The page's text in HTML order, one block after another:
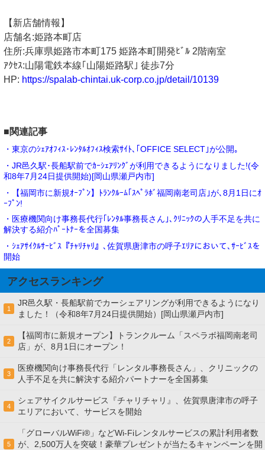
【新店舗情報】
店舗名:姫路本町店
住所:兵庫県姫路市本町175 姫路本町開発ﾋﾞﾙ 2階南室
ｱｸｾｽ:山陽電鉄本線｢山陽姫路駅｣ 徒歩7分
HP: https://spalab-chintai.uk-corp.co.jp/detail/10139
■関連記事
・東京のｼｪｱｵﾌｨｽ･ﾚﾝﾀﾙｵﾌｨｽ検索ｻｲﾄ､｢OFFICE SELECT｣が公開｡
・JR邑久駅･長船駅前でｶｰｼｪｱﾘﾝｸﾞが利用できるようになりました!(令
和8年7月24日提供開始)[岡山県瀬戸内市]
・【福岡市に新規ｵｰﾌﾟﾝ】ﾄﾗﾝｸﾙｰﾑ｢ｽﾍﾟﾗﾎﾞ福岡南老司店｣が､8月1日にｵ
ｰﾌﾟﾝ!
・医療機関向け事務長代行｢ﾚﾝﾀﾙ事務長さん｣､ｸﾘﾆｯｸの人手不足を共に
解決する紹介ﾊﾟｰﾄﾅｰを全国募集
・ｼｪｱｻｲｸﾙｻｰﾋﾞｽ『ﾁｬﾘﾁｬﾘ』､佐賀県唐津市の呼子ｴﾘｱにおいて､ｻｰﾋﾞｽを
開始
アクセスランキング
1
JR邑久駅・長船駅前でカーシェアリングが利用できるようになり
ました！（令和8年7月24日提供開始）[岡山県瀬戸内市]
2
【福岡市に新規オープン】トランクルーム「スペラボ福岡南老司
店」が、8月1日にオープン！
3
医療機関向け事務長代行「レンタル事務長さん」、クリニックの
人手不足を共に解決する紹介パートナーを全国募集
4
シェアサイクルサービス『チャリチャリ』、佐賀県唐津市の呼子
エリアにおいて、サービスを開始
5
「グローバルWiFi®」などWi-Fiレンタルサービスの累計利用者数
が、2,500万人を突破！豪華プレゼントが当たるキャンペーンを開